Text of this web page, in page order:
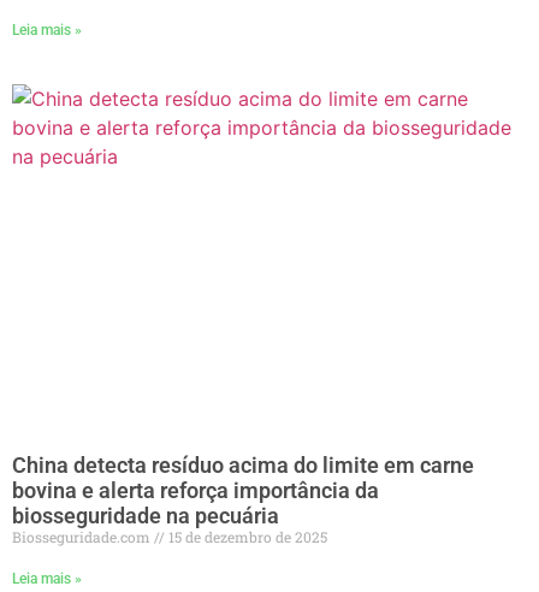
Leia mais »
China detecta resíduo acima do limite em carne
bovina e alerta reforça importância da
biosseguridade na pecuária
Biosseguridade.com 15 de dezembro de 2025
Leia mais »